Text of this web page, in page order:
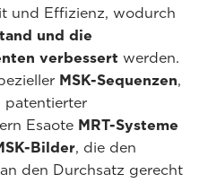
und Effizienz, wodurch
und die
verbessert werden.
MSK-Sequenzen,
patentierter
Esaote MRT-Systeme
Bilder, die den
den Durchsatz gerecht